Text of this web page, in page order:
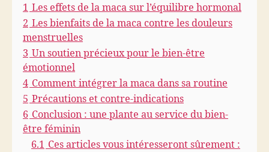
l
p
u
r
e
f
m
1 Les effets de la maca sur l’équilibre hormonal
2 Les bienfaits de la maca contre les douleurs
menstruelles
3 Un soutien précieux pour le bien-être
émotionnel
4 Comment intégrer la maca dans sa routine
5 Précautions et contre-indications
6 Conclusion : une plante au service du bien-
être féminin
6.1 Ces articles vous intéresseront sûrement :